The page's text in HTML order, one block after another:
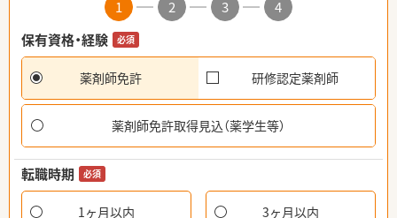
1 2 3
4
保有資格・経験
必須
薬剤師免許 研修認定薬剤師
薬剤師免許取得見込（薬学生等）
転職時期 必須
1ヶ月以内 3ヶ月以内